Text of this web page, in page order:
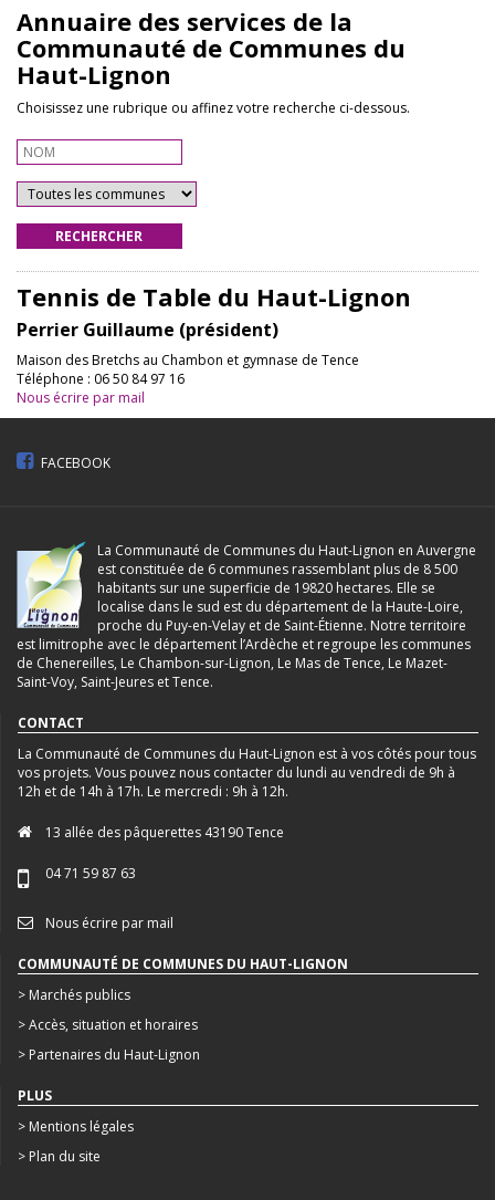
Annuaire des services de la
Communauté de Communes du
Haut-Lignon
Choisissez une rubrique ou affinez votre recherche ci-dessous.
RECHERCHER
Tennis de Table du Haut-Lignon
Perrier Guillaume (président)
Maison des Bretchs au Chambon et gymnase de Tence
Téléphone : 06 50 84 97 16
Nous écrire par mail
FACEBOOK
La Communauté de Communes du Haut-Lignon en Auvergne
est constituée de 6 communes rassemblant plus de 8 500
habitants sur une superficie de 19820 hectares. Elle se
localise dans le sud est du département de la Haute-Loire,
proche du Puy-en-Velay et de Saint-Étienne. Notre territoire
est limitrophe avec le département l’Ardèche et regroupe les communes
de Chenereilles, Le Chambon-sur-Lignon, Le Mas de Tence, Le Mazet-
Saint-Voy, Saint-Jeures et Tence.
CONTACT
La Communauté de Communes du Haut-Lignon est à vos côtés pour tous
vos projets. Vous pouvez nous contacter du lundi au vendredi de 9h à
12h et de 14h à 17h. Le mercredi : 9h à 12h.
13 allée des pâquerettes 43190 Tence
04 71 59 87 63
Nous écrire par mail
COMMUNAUTÉ DE COMMUNES DU HAUT-LIGNON
> Marchés publics
> Accès, situation et horaires
> Partenaires du Haut-Lignon
PLUS
> Mentions légales
> Plan du site